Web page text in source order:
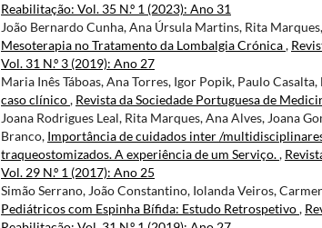
Reabilitação: Vol. 35 N.º 1 (2023): Ano 31
João Bernardo Cunha, Ana Úrsula Martins, Rita
Mesoterapia no Tratamento da Lombalgia Crónica,
Vol. 31 N.º 3 (2019): Ano 27
Maria Inês Táboas, Ana Torres, Igor Popik, Paulo Casalta,
caso clínico, Revista da Sociedade Portuguesa de
Joana Rodrigues Leal, Rita Marques, Ana Alves, Joana
Branco, Importância de cuidados inter /
traqueostomizados. A experiência de um Serviço.,
Vol. 29 N.º 1 (2017): Ano 25
Simão Serrano, João Constantino, Iolanda Veiros,
Pediátricos com Espinha Bífida: Estudo Retrospetivo,